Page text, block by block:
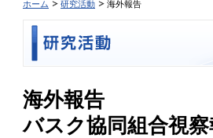
ホーム 研究活動 海外報告
海外報告
バスク協同組合視